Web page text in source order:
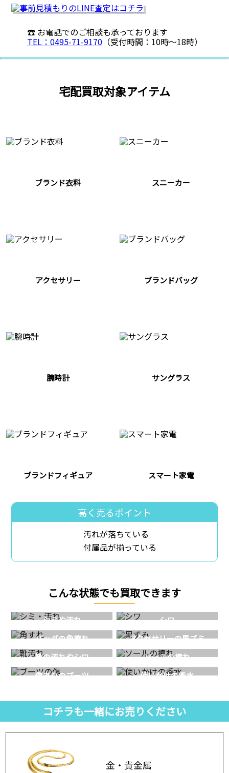
☎ お電話でのご相談も承っております
TEL：0495-71-9170（受付時間：10時〜18時）
宅配買取対象アイテム
ブランド衣料 スニーカー
アクセサリー ブランドバッグ
腕時計 サングラス
ブランドフィギュア スマート家電
高く売るポイント
汚れが落ちている
付属品が揃っている
こんな状態でも買取できます
シミや汚れ
シワ
バッグの角擦れ
アクセサリーの黒ズミ
靴の汚れやシワ
ソールの擦れ
傷ありのブーツ
使いかけの香水
コチラも一緒にお売りください
金・貴金属